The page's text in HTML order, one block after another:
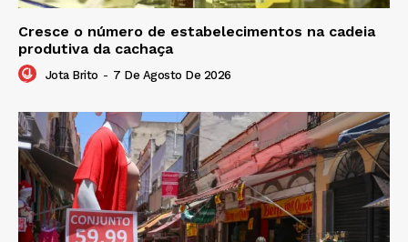
Cresce o número de estabelecimentos na cadeia
produtiva da cachaça
Jota Brito - 7 De Agosto De 2026